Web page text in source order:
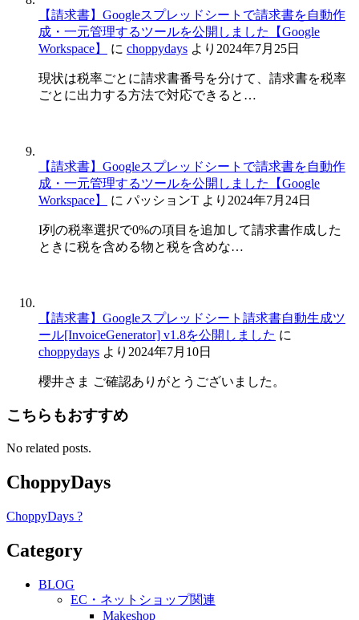
【請求書】Googleスプレッドシートで請求書を自動作
成・一元管理するツールを公開しました【Google
Workspace】
に choppydays より 2024年7月25日
現状は税率ごとに請求書番号を分けて、請求書を税率
ごとに出力する方法で対応できると…
【請求書】Googleスプレッドシートで請求書を自動作
成・一元管理するツールを公開しました【Google
Workspace】
に パッションT より 2024年7月24日
I列の税率選択で0%の項目を追加して請求書作成した
ときに税を含める物と税を含めな…
【請求書】Googleスプレッドシート請求書自動生成ツ
ール[InvoiceGenerator] v1.8を公開しました に
choppydays より 2024年7月10日
櫻井さま ご確認ありがとうございました。
こちらもおすすめ
No related posts.
ChoppyDays
ChoppyDays ?
Category
BLOG
EC・ネットショップ関連
Makeshop